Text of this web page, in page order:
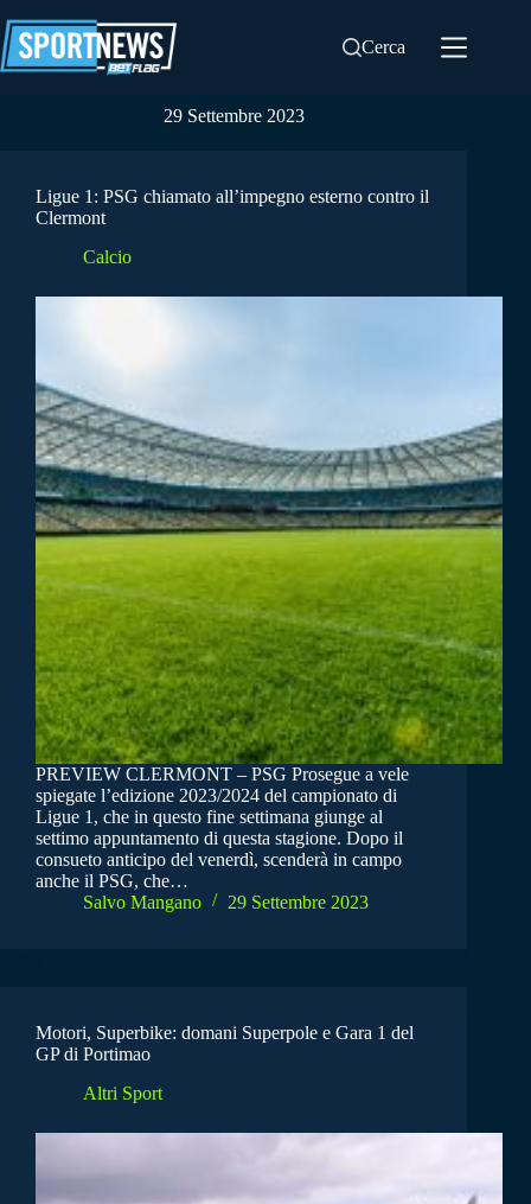
al
contenuto
Cerca
29 Settembre 2023
Ligue 1: PSG chiamato all’impegno esterno contro il
Clermont
Calcio
PREVIEW CLERMONT – PSG Prosegue a vele
spiegate l’edizione 2023/2024 del campionato di
Ligue 1, che in questo fine settimana giunge al
settimo appuntamento di questa stagione. Dopo il
consueto anticipo del venerdì, scenderà in campo
anche il PSG, che…
Salvo Mangano
29 Settembre 2023
Motori, Superbike: domani Superpole e Gara 1 del
GP di Portimao
Altri Sport